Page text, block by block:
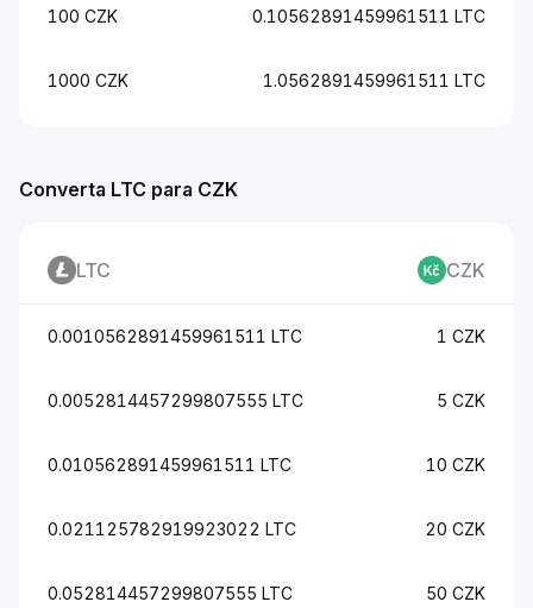
Converta LTC para CZK
LTC CZK
0.0010562891459961511 LTC 1 CZK
0.0052814457299807555 LTC 5 CZK
0.010562891459961511 LTC 10 CZK
0.021125782919923022 LTC 20 CZK
0.052814457299807555 LTC 50 CZK
100 CZK 0.10562891459961511 LTC
1000 CZK 1.0562891459961511 LTC